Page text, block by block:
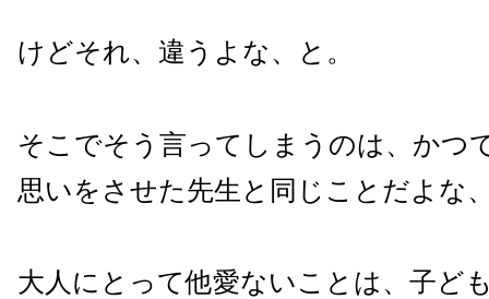
けどそれ、違うよな、と。
そこでそう言ってしまうのは、かつ
思いをさせた先生と同じことだよな
大人にとって他愛ないことは、子ど